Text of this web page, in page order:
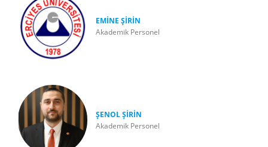
EMİNE ŞİRİN
Akademik Personel
ŞENOL ŞİRİN
Akademik Personel